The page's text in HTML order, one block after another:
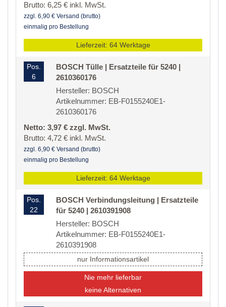
Brutto: 6,25 € inkl. MwSt.
zzgl. 6,90 € Versand (brutto)
einmalig pro Bestellung
Lieferzeit: 64 Werktage
Pos.
6
BOSCH Tülle | Ersatzteile für 5240 |
2610360176
Hersteller: BOSCH
Artikelnummer: EB-F0155240E1-
2610360176
Netto: 3,97 € zzgl. MwSt.
Brutto: 4,72 € inkl. MwSt.
zzgl. 6,90 € Versand (brutto)
einmalig pro Bestellung
Lieferzeit: 64 Werktage
Pos.
22
BOSCH Verbindungsleitung | Ersatzteile
für 5240 | 2610391908
Hersteller: BOSCH
Artikelnummer: EB-F0155240E1-
2610391908
nur Informationsartikel
Nie mehr lieferbar
keine Alternativen